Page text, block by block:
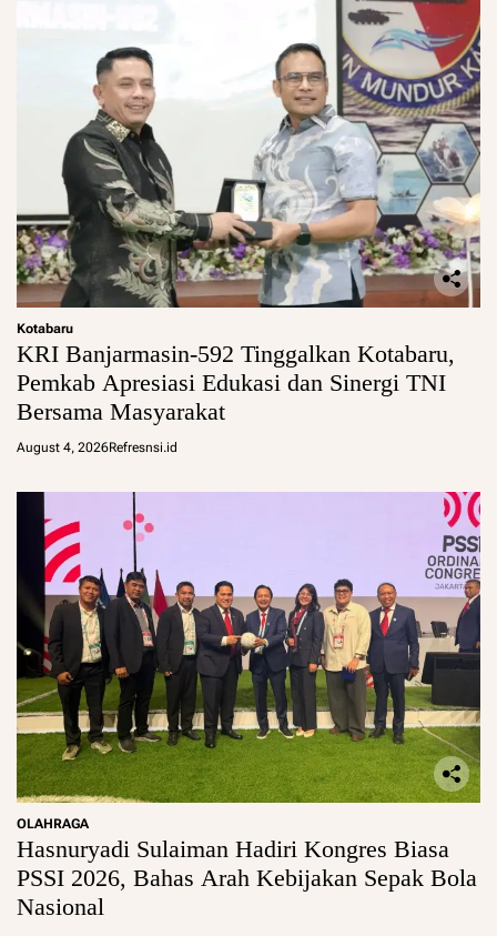
Kotabaru
KRI Banjarmasin-592 Tinggalkan Kotabaru,
Pemkab Apresiasi Edukasi dan Sinergi TNI
Bersama Masyarakat
August 4, 2026Refresnsi.id
OLAHRAGA
Hasnuryadi Sulaiman Hadiri Kongres Biasa
PSSI 2026, Bahas Arah Kebijakan Sepak Bola
Nasional